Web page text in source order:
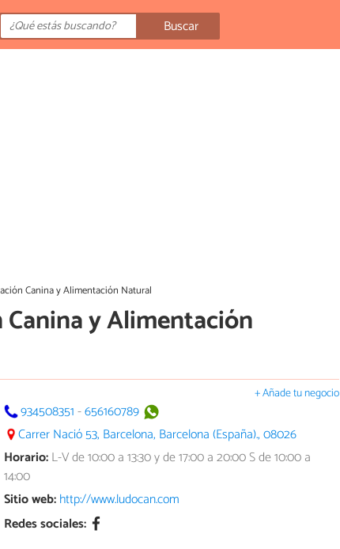
Buscar
Canina y Alimentación Natural
y Alimentación
+ Añade tu negocio
934508351-656160789
Carrer Nació 53, Barcelona, Barcelona (España)., 08026
Horario:L-V de 10:00 a 13:30 y de 17:00 a 20:00 S de 10:00 a
14:00
Sitio web:http://www.ludocan.com
Redes sociales: